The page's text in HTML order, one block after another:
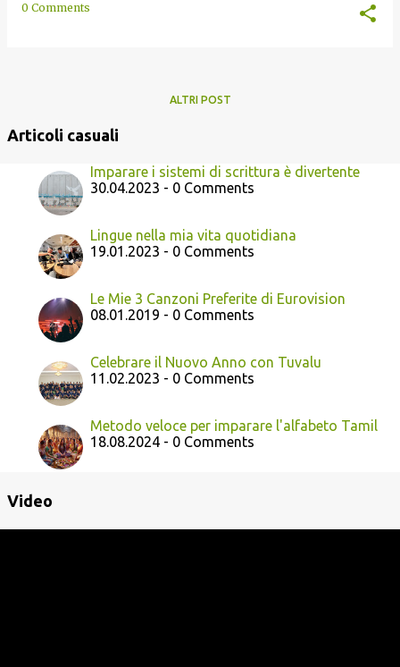
0 Comments
ALTRI POST
Articoli casuali
Imparare i sistemi di scrittura è divertente
30.04.2023 - 0 Comments
Lingue nella mia vita quotidiana
19.01.2023 - 0 Comments
Le Mie 3 Canzoni Preferite di Eurovision
08.01.2019 - 0 Comments
Celebrare il Nuovo Anno con Tuvalu
11.02.2023 - 0 Comments
Metodo veloce per imparare l'alfabeto Tamil
18.08.2024 - 0 Comments
Video